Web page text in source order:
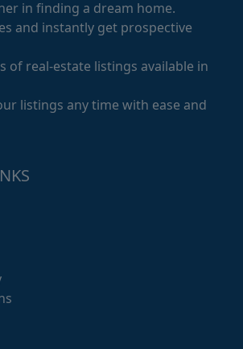
in finding a dream home.
and instantly get prospective
of real-estate listings available in
listings any time with ease and